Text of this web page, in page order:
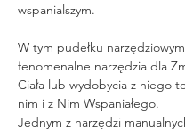
wspanialszym.
W tym pudełku
fenomenalne narzędzia dla
Ciała lub wydobycia z niego
nim i z Nim Wspaniałego.
Jednym z narzędzi